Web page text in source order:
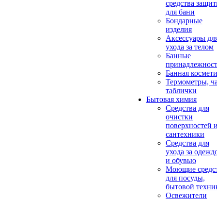
средства
для бани
Бондарные
изделия
Аксеcсуары
ухода за телом
Банные
Банная
Термометры,
таблички
Бытовая химия
Средства для
очистки
поверхностей
сантехники
Средства для
ухода за
и обувью
Моющие
для посуды,
бытовой
Освежители